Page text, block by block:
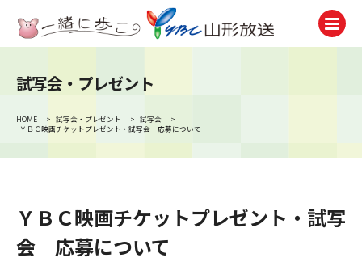
テレビ
アナウンサー
Announcer
試写会・プレゼント
HOME > 試写会・プレゼント > 試写会
>
ＹＢＣ映画チケットプレゼント・試写会 応募について
ＹＢＣ映画チケットプレゼント・試写
会 応募について